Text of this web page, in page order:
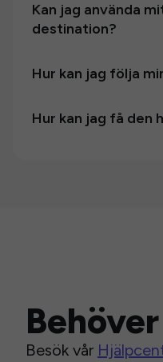
Kan jag använda
destination?
Hur kan jag följa
Hur kan jag få den
Besök vår